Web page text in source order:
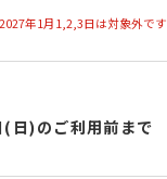
年1月1,2,3日は対象外です
(日)のご利用前まで